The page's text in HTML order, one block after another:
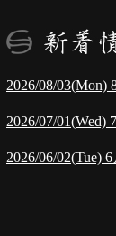
2026/08/03(Mon)
2026/07/01(Wed)
2026/06/02(Tue) 6